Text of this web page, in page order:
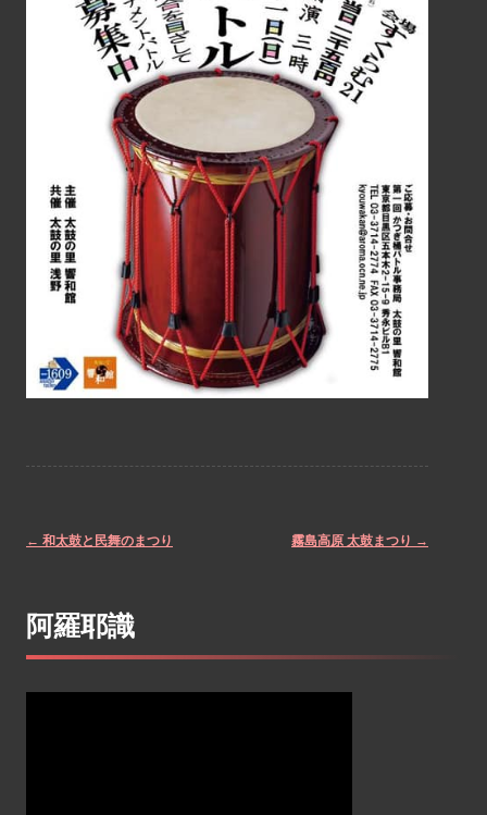
navigation
← 和太鼓と民舞のまつり 霧島高原 太鼓まつり →
阿羅耶識